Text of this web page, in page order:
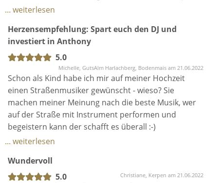
auf der Straße mit Instrument performen und
Nach unserer Trauung wurden wir zahlreich gefragt,
wer denn der Herr mit Gitarre und wahnsinnig guter
Stimme ist. Ich denke das beschreibt Anthonys
Talent am Besten - dem ist nichts hinzuzufügen. Man
muss ihn einfach live erlebt haben! :-)
Wenn ich eins bei meiner Hochzeit anders machen
würde, dann wäre es: den DJ am Abend nach Hause
zu schicken und Ant an seiner Stelle den Abend
bucht den „Home is where you are“-Musiker
Liebe Grüße aus Bayern
... weiterlesen
Wundervoll
5.0
Christiane, Kerpen am 21.06.2022
Anthony hat für uns bei unserer freien Trauung
gesungen und alle waren begeistert von seiner tollen
Stimme. Auch der Kontakt vorher war sehr
angenehm und zuverlässig. Tausend Dank für diese
unvergesslichen Momente!
Seine unfassbar gute Stimme hat unsere freie